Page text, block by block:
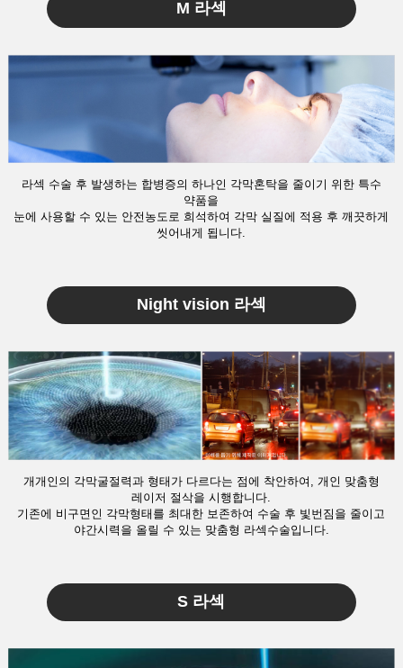
M 라섹
라섹 수술 후 발생하는 합병증의 하나인 각막혼탁을 줄이기 위한 특수
약품을
눈에 사용할 수 있는 안전농도로 희석하여 각막 실질에 적용 후 깨끗하게
씻어내게 됩니다.
Night vision 라섹
개개인의 각막굴절력과 형태가 다르다는 점에 착안하여, 개인 맞춤형
레이저 절삭을 시행합니다.
기존에 비구면인 각막형태를 최대한 보존하여 수술 후 빛번짐을 줄이고
야간시력을 올릴 수 있는 맞춤형 라섹수술입니다.
S 라섹